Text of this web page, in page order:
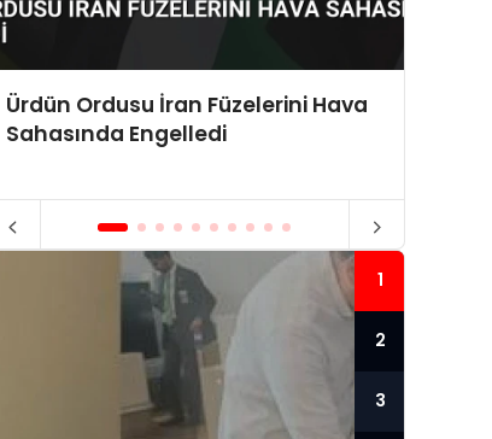
Ürdün Ordusu İran Füzelerini Hava
Sahasında Engelledi
1
2
3